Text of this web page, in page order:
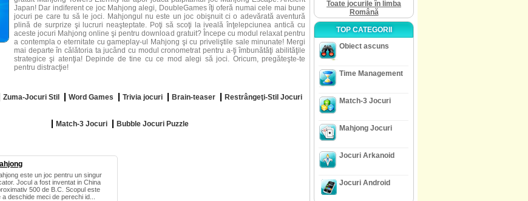
Japan! Dar indiferent ce joc Mahjong alegi, DoubleGames îţi oferă numai cele mai bune
jocuri pe care tu să le joci. Mahjongul nu este un joc obişnuit ci o adevărată aventură
plină de surprize şi lucruri neaşteptate. Poţi să scoţi la iveală înţelepciunea antică cu
aceste jocuri Mahjong online şi pentru download gratuit? Începe cu modul relaxat pentru
a contempla o eternitate cu gameplay-ul Mahjong şi cu priveliştile sale minunate! Mergi
mai departe în călătoria ta jucând cu modul cronometrat pentru a-ţi îmbunătăţi abilităţile
strategice şi atenţia! Depinde de tine cu ce mod alegi să joci. Oricum, pregăteşte-te
pentru distracţie!
Zuma-Jocuri Stil Word Games Trivia jocuri Brain-teaser Restrângeţi-Stil Jocuri
Match-3 Jocuri Bubble Jocuri Puzzle
este un joc pentru un singur
Jocul a fost inventat in China
500 de B.C. Scopul este
a deschide meci de perechi id...
Toate jocurile în limba
Română
TOP CATEGORII
Obiect ascuns
Time Management
Match-3 Jocuri
Mahjong Jocuri
Jocuri Arkanoid
Jocuri Android